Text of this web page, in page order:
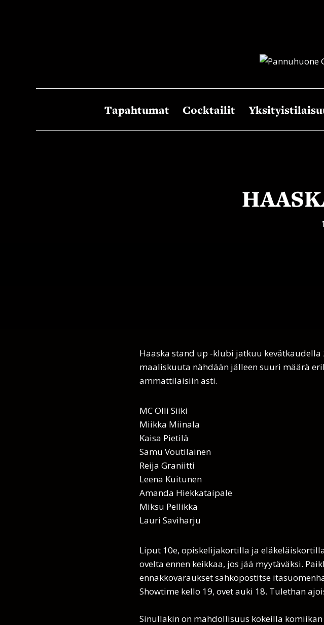
Tapahtumat Cocktailit
Haaska stand up -klubi jatkuu kevätkaudella
maaliskuuta nähdään jälleen suuri määrä
ammattilaisiin asti.
MC Olli Siiki
Miikka Miinala
Kaisa Pietilä
Samu Voutilainen
Reija Graniitti
Leena Kuitunen
Amanda Hiekkataipale
Miksu Pellikka
Lauri Saviharju
Liput 10e, opiskelijakortilla ja
ovelta ennen keikkaa, jos jää myytäväksi.
ennakkovaraukset sähköpostitse
Showtime kello 19, ovet auki 18. Tulethan
Sinullakin on mahdollisuus kokeilla